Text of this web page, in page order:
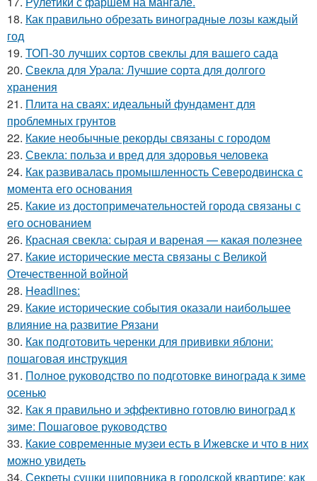
18. Как правильно обрезать виноградные лозы каждый
год
19. ТОП-30 лучших сортов свеклы для вашего сада
20. Свекла для Урала: Лучшие сорта для долгого
хранения
21. Плита на сваях: идеальный фундамент для
проблемных грунтов
22. Какие необычные рекорды связаны с городом
23. Свекла: польза и вред для здоровья человека
24. Как развивалась промышленность Северодвинска с
момента его основания
25. Какие из достопримечательностей города связаны с
его основанием
26. Красная свекла: сырая и вареная — какая полезнее
27. Какие исторические места связаны с Великой
Отечественной войной
28. Headlines:
29. Какие исторические события оказали наибольшее
влияние на развитие Рязани
30. Как подготовить черенки для прививки яблони:
пошаговая инструкция
31. Полное руководство по подготовке винограда к зиме
осенью
32. Как я правильно и эффективно готовлю виноград к
зиме: Пошаговое руководство
33. Какие современные музеи есть в Ижевске и что в них
можно увидеть
34. Секреты сушки шиповника в городской квартире: как